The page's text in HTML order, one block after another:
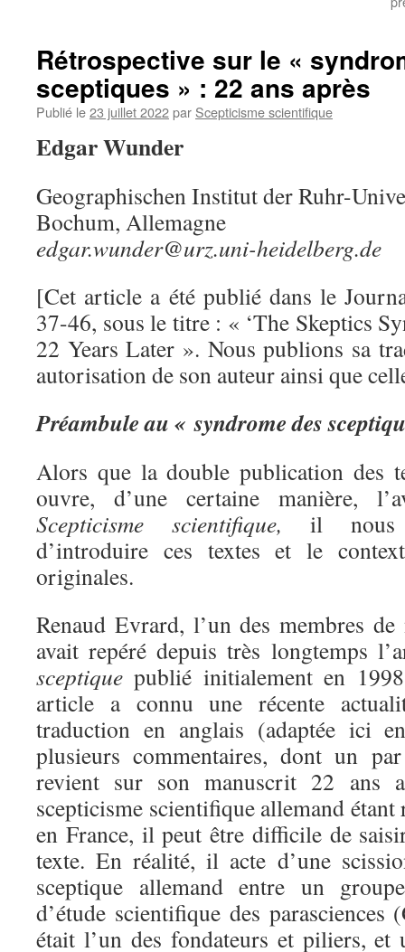
Rétrospective sur le «
sceptiques » : 22 ans après
Publié le23 juillet 2022par Scepticisme scientifique
Edgar Wunder
Geographischen Institut der Ruhr-
Bochum, Allemagne
edgar.wunder@urz.uni-heidelberg.de
[Cet article a été publié dans le
37-46, sous le titre : « ‘The Skeptics
22 Years Later ». Nous publions sa
autorisation de son auteur ainsi que
Préambule au « syndrome des
Alors que la double publication des
ouvre, d’une certaine manière,
Scepticisme scientifique, il nous
d’introduire ces textes et le
originales.
Renaud Evrard, l’un des membres
avait repéré depuis très longtemps
sceptique publié initialement en
article a connu une récente
traduction en anglais (adaptée ici
plusieurs commentaires, dont un
revient sur son manuscrit 22 ans
scepticisme scientifique allemand
en France, il peut être difficile de
texte. En réalité, il acte d’une
sceptique allemand entre un
d’étude scientifique des
était l’un des fondateurs et piliers, et